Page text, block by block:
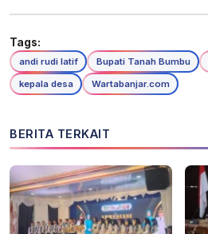
Tags:
andi rudi latif Bupati Tanah Bumbu
kepala desa
Wartabanjar.com
BERITA TERKAIT